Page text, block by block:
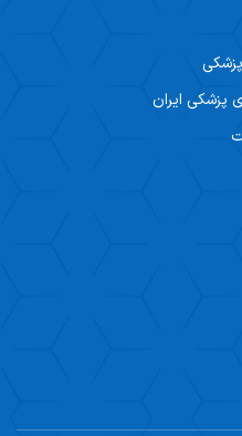
پزشکی ایران